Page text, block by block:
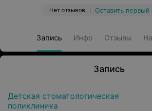
Нет отзывов Оставить первый
Запись Инфо Отзывы
Запись
Детская стоматологическая
поликлиника